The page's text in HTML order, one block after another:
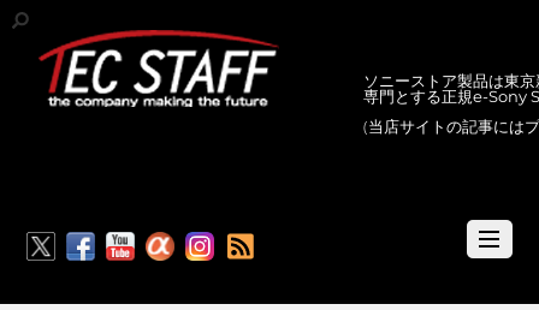
ソニーストア製品は東
専門とする正規e-Sony
(当店サイトの記事には